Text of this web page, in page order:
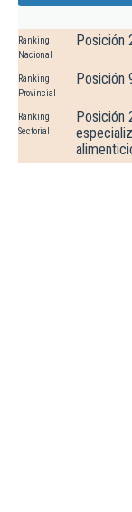
Ranking
Nacional
Posición
Ranking
Provincial
Posición
Ranking
Sectorial
Posición